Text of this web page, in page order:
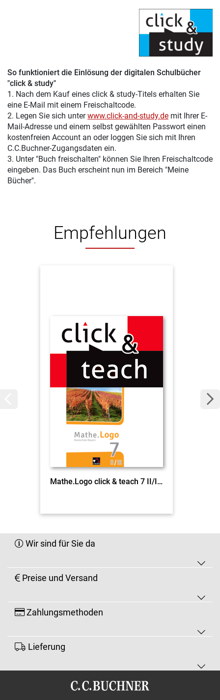
So funktioniert die Einlösung der digitalen Schulbücher
"click & study"
1. Nach dem Kauf eines click & study-Titels erhalten Sie
eine E-Mail mit einem Freischaltcode.
2. Legen Sie sich unterwww.click-and-study.de mit Ihrer E-
Mail-Adresse und einem selbst gewählten Passwort einen
kostenfreien Account an oder loggen Sie sich mit Ihren
C.C.Buchner-Zugangsdaten ein.
3. Unter "Buch freischalten" können Sie Ihren Freischaltcode
eingeben. Das Buch erscheint nun im Bereich "Meine
Bücher".
Empfehlungen
Mathe.Logo click & teach 7 II/III EL
Wir sind für Sie da
Preise und Versand
Zahlungsmethoden
Lieferung